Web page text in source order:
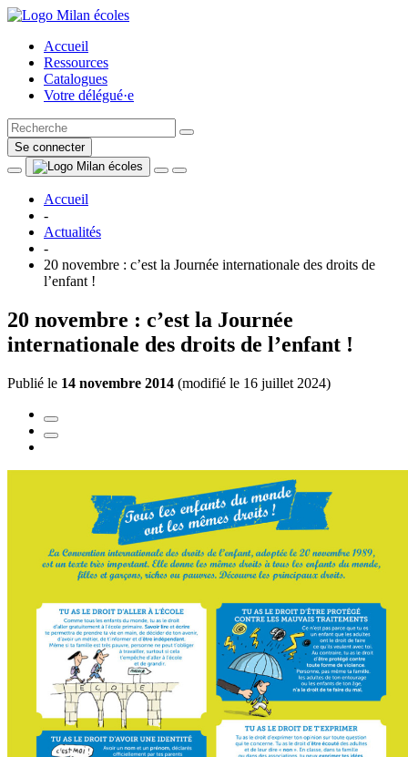
Accueil
Ressources
Catalogues
Votre délégué·e
Se connecter
Accueil
-
Actualités
-
20 novembre : c’est la Journée internationale des droits de
l’enfant !
20 novembre : c’est la Journée
internationale des droits de l’enfant !
Publié le 14 novembre 2014 (modifié le 16 juillet 2024)